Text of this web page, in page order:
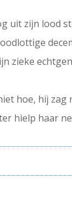
uit zijn lood
zieke
hoe, hij zag
hielp haar